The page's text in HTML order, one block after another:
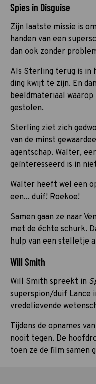
Spies in Disguise
Zijn laatste missie is
handen van een
dan ook zonder
Als Sterling terug is
ding kwijt te zijn. En
beeldmateriaal
gestolen.
Sterling ziet zich
van de minst
agentschap. Walter,
geïnteresseerd is in
Walter heeft wel een
een... duif! Roekoe!
Samen gaan ze naar
met de échte schurk.
hulp van een stelletje
Will Smith
Will Smith spreekt in
superspion/duif Lance
vredelievende
Tijdens de opnames
nooit tegen. De
toen ze de film samen